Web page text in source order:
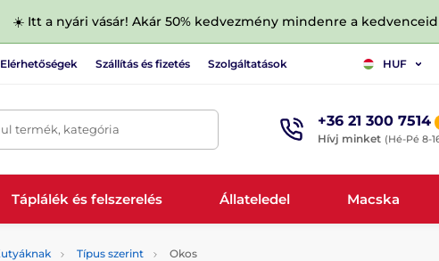
☀️ Itt a nyári vásár! Akár 50% kedvezmény mindenre a
Elérhetőségek Szállítás és fizetés Szolgáltatások HUF
termék, kategória +36 21 300 7514
Hívj minket (Hé-Pé 8-
Táplálék és felszerelés Állateledel Macska
Típus szerint Okos